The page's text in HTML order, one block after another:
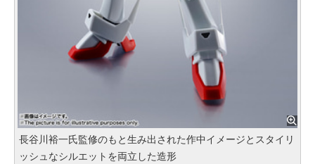
長谷川裕一氏監修のもと生み出された作中イメージとスタイリ
ッシュなシルエットを両立した造形